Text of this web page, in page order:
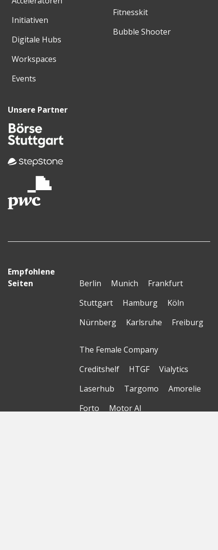
Initiativen
Digitale Hubs
Workspaces
Events
Fitnesskit
Bubble Shooter
Unsere Partner
Empfohlene
Seiten
Berlin Munich
Frankfurt
Stuttgart
Hamburg
Köln
Nürnberg
Karlsruhe Freiburg
The Female Company
Creditshelf
HTGF
Vialytics
Laserhub
Targomo
Amorelie
Forto
Motor AI